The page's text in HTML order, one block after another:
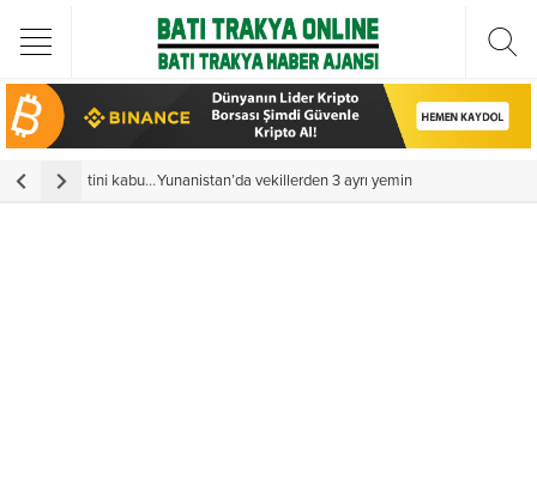
Türkiye Cumhurbaşkanı Erdoğan Batı Trakya Türk Heyetini kabul ettiYunanistan’da vekillerden 3 ayrı yemin